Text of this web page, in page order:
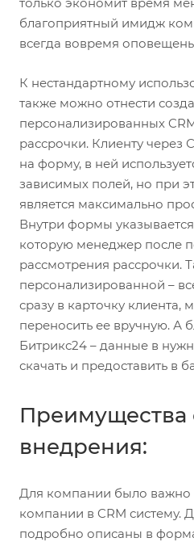
благоприятный имидж
всегда вовремя
К нестандартному
также можно отнести
персонализированных
рассрочки. Клиенту через
на форму, в ней
зависимых полей, но при
является максимально
Внутри формы
которую менеджер после
рассмотрения рассрочки.
персонализированной –
сразу в карточку клиента,
переносить ее вручную. А
Битрикс24 – данные в
скачать и предоставить в
Преимущества
внедрения:
Для компании было важно
компании в CRM систему.
подробно описаны в